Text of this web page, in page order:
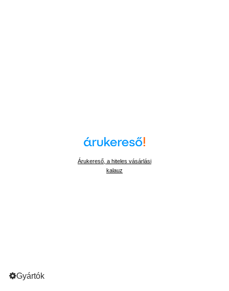
Árukereső, a hiteles vásárlási
kalauz
Gyártók